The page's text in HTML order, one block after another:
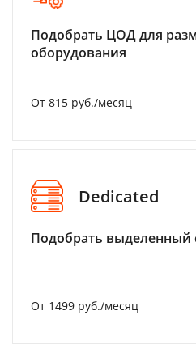
Подобрать ЦОД для
оборудования
От 815 руб./месяц
Dedicated
Подобрать выделенный
От 1499 руб./месяц